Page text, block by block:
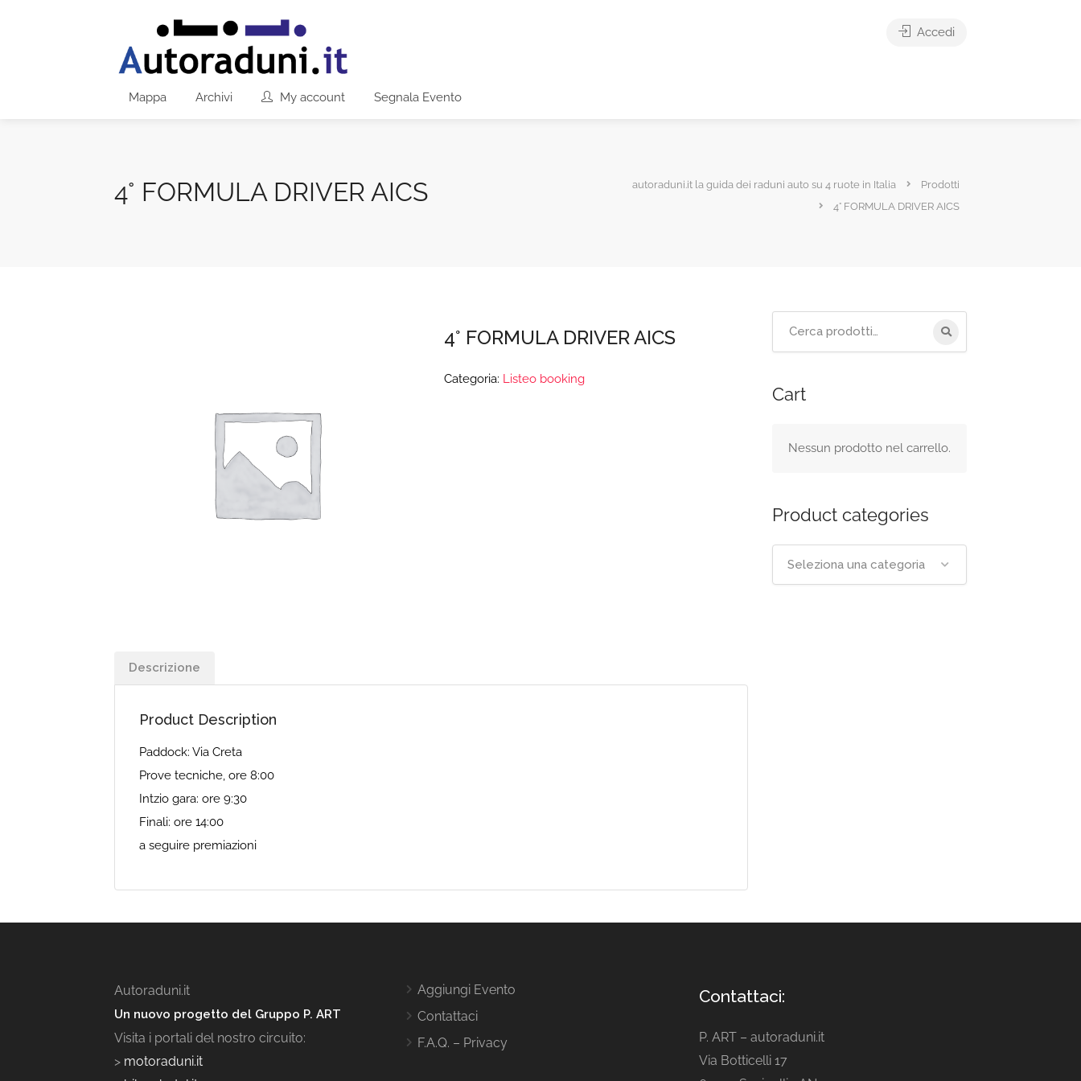
Mappa Archivi My account Segnala Evento
Accedi
4° FORMULA DRIVER AICS autoraduni.it la guida dei raduni auto su 4 ruote in Italia
Prodotti
4° FORMULA DRIVER AICS
4° FORMULA DRIVER AICS
Categoria: Listeo booking
Descrizione
Product Description
Paddock: Via Creta
Prove tecniche, ore 8:00
Intzio gara: ore 9:30
Finali: ore 14:00
a seguire premiazioni
Cart
Nessun prodotto nel carrello.
Product categories
Seleziona una categoria
Autoraduni.it
Un nuovo progetto del Gruppo P. ART
Visita i portali del nostro circuito:
> motoraduni.it
Aggiungi Evento
Contattaci
F.A.Q. – Privacy
Contattaci:
P. ART – autoraduni.it
Via Botticelli 17